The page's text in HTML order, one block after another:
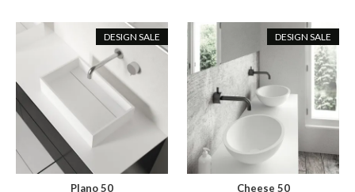
DESIGN SALE
Plano 50
DESIGN SALE
Cheese 50